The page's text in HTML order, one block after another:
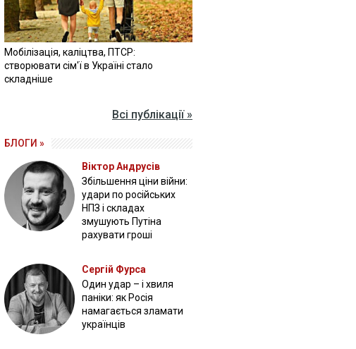
Мобілізація, каліцтва, ПТСР:
створювати сім'ї в Україні стало
складніше
Всі публікації »
БЛОГИ »
Віктор Андрусів
Збільшення ціни війни:
удари по російських
НПЗ і складах
змушують Путіна
рахувати гроші
Сергій Фурса
Один удар – і хвиля
паніки: як Росія
намагається зламати
українців